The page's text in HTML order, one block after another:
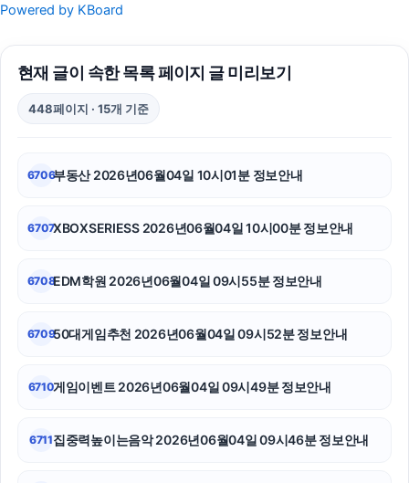
폰테크
마포구하수구막힘
야구반티
동탄임플란트
폰테크
Powered by KBoard
현재 글이 속한 목록 페이지 글 미리보기
448페이지 · 15개 기준
6706부동산 2026년06월04일 10시01분 정보안내
6707XBOXSERIESS 2026년06월04일 10시00분 정보안내
6708EDM학원 2026년06월04일 09시55분 정보안내
670950대게임추천 2026년06월04일 09시52분 정보안내
6710게임이벤트 2026년06월04일 09시49분 정보안내
6711집중력높이는음악 2026년06월04일 09시46분 정보안내